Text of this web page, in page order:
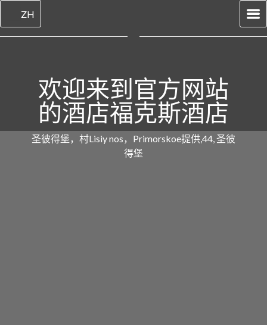
ZH
欢迎来到官方网站
的酒店福克斯酒店
圣彼得堡，村Lisiy nos，Primorskoe提供,44, 圣彼
得堡